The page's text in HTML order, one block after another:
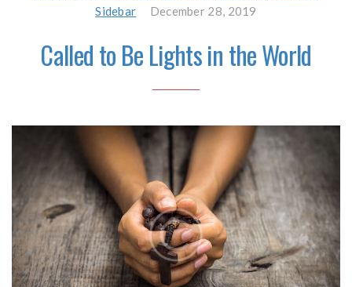
Sidebar
December 28, 2019
Called to Be Lights in the World